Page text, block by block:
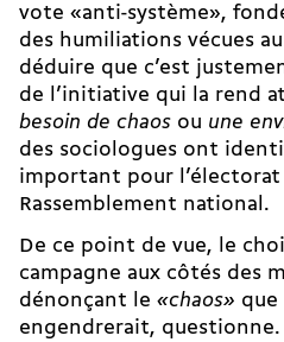
vote «anti-­système»,
des humiliations vécues
déduire que c’est
de l’initiative qui la rend
besoin de chaos ou une
des sociologues ont
important pour l’électorat
Rassemblement national.
De ce point de vue, le
campagne aux côtés des
dénonçant le «chaos» que
engendrerait, questionne.